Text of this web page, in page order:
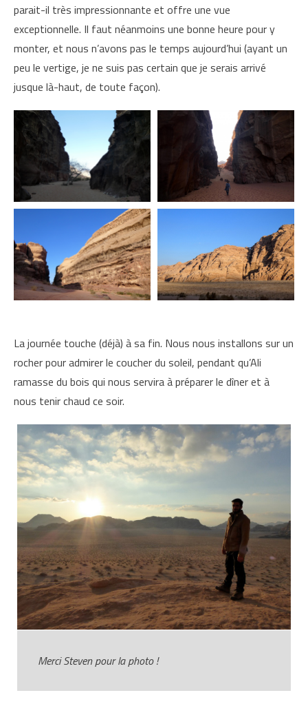
parait-il très impressionnante et offre une vue
exceptionnelle. Il faut néanmoins une bonne heure pour y
monter, et nous n’avons pas le temps aujourd’hui (ayant un
peu le vertige, je ne suis pas certain que je serais arrivé
jusque là-haut, de toute façon).
La journée touche (déjà) à sa fin. Nous nous installons sur un
rocher pour admirer le coucher du soleil, pendant qu’Ali
ramasse du bois qui nous servira à préparer le dîner et à
nous tenir chaud ce soir.
Merci Steven pour la photo !